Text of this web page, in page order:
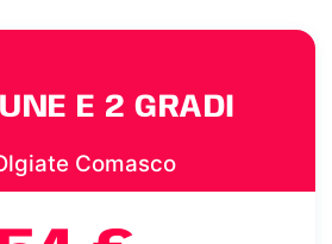
E 2 GRADI
Comasco